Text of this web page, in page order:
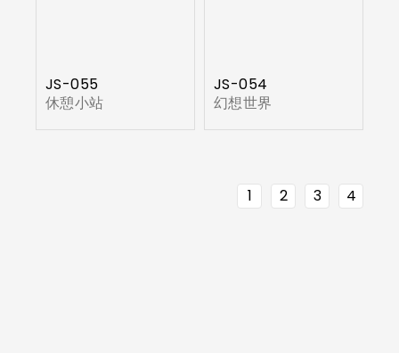
JS-055
休憩小站
JS-054
幻想世界
1 2 3 4